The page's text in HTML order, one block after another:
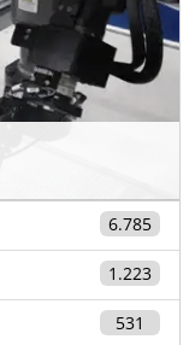
6.785
1.223
531